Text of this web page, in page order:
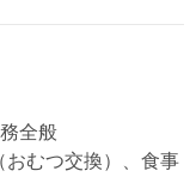
全般
おむつ交換）、食事